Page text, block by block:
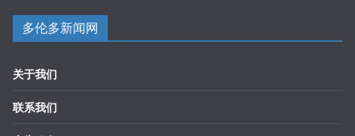
多伦多新闻网
关于我们
联系我们